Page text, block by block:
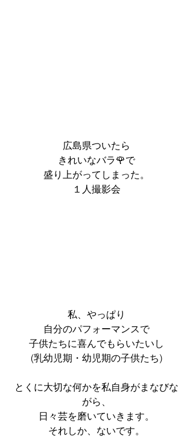
広島県ついたら
きれいなバラ🌹で
盛り上がってしまった。
１人撮影会
私、やっぱり
自分のパフォーマンスで
子供たちに喜んでもらいたいし
(乳幼児期・幼児期の子供たち)
とくに大切な何かを私自身がまなびな
がら、
日々芸を磨いていきます。
それしか、ないです。